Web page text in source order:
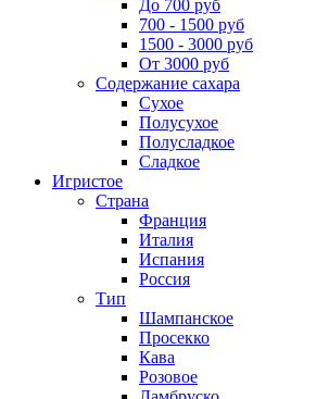
До 700 руб
700 - 1500 руб
1500 - 3000 руб
От 3000 руб
Содержание сахара
Сухое
Полусухое
Полусладкое
Сладкое
Игристое
Страна
Франция
Италия
Испания
Россия
Тип
Шампанское
Просекко
Кава
Розовое